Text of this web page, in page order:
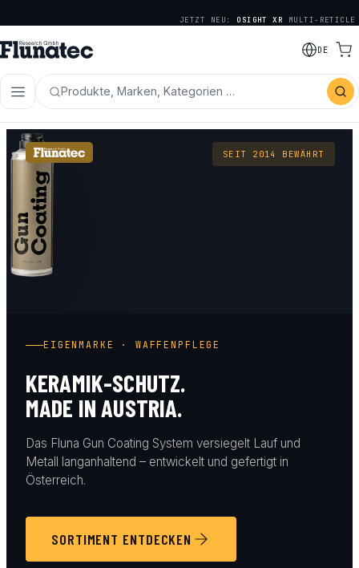
JETZT NEU: OSIGHT XR MULTI-RETICLE
DE
Produkte, Marken, Kategorien …
EIGENMARKE · WAFFENPFLEGE
KERAMIK-SCHUTZ.
MADE IN AUSTRIA.
Das Fluna Gun Coating System versiegelt Lauf und
Metall langanhaltend – entwickelt und gefertigt in
Österreich.
SORTIMENT ENTDECKEN
SEIT 2014 BEWÄHRT